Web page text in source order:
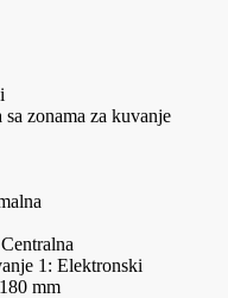
zonama za kuvanje
1: Elektronski
mm